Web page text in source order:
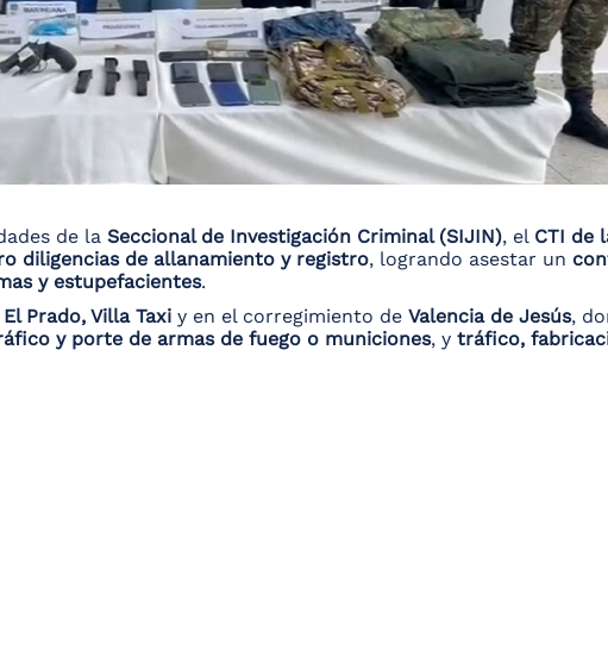
de la Seccional de Investigación Criminal (SIJIN), el CTI de
diligencias de allanamiento y registro, logrando asestar un
y estupefacientes.
Prado, Villa Taxi y en el corregimiento de Valencia de Jesús,
y porte de armas de fuego o municiones, y tráfico,